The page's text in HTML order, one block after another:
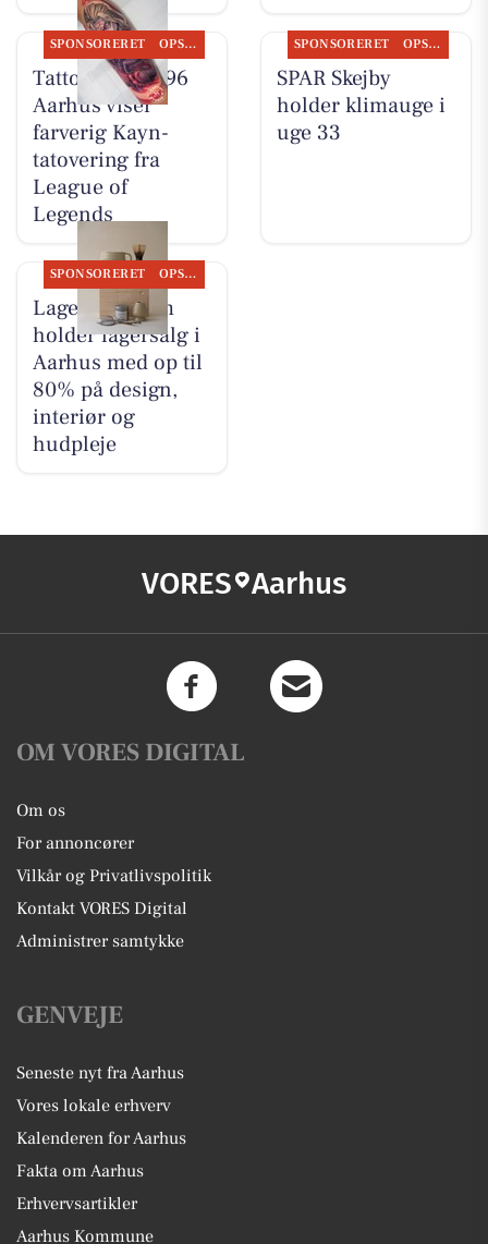
SPONSORERET OPSLAGSTAVLEN
Tattoo Studio 96
Aarhus viser
farverig Kayn-
tatovering fra
League of
Legends
SPONSORERET OPSLAGSTAVLEN
SPAR Skejby
holder klimauge i
uge 33
SPONSORERET OPSLAGSTAVLEN
Lagersalg.com
holder lagersalg i
Aarhus med op til
80% på design,
interiør og
hudpleje
VORES Aarhus
OM VORES DIGITAL
Om os
For annoncører
Vilkår og Privatlivspolitik
Kontakt VORES Digital
Administrer samtykke
GENVEJE
Seneste nyt fra Aarhus
Vores lokale erhverv
Kalenderen for Aarhus
Fakta om Aarhus
Erhvervsartikler
Aarhus Kommune